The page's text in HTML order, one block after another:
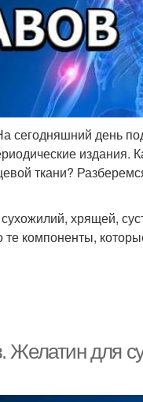
сегодняшний день
издания.
ткани?
хрящей,
компоненты,
Желатин для